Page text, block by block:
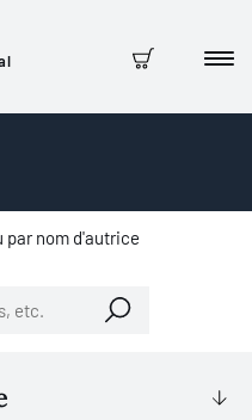
Panier
par nom d'autrice